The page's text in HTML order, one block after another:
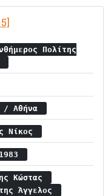
Πολίτης
/ Αθήνα
Νίκος
Κώστας
Άγγελος